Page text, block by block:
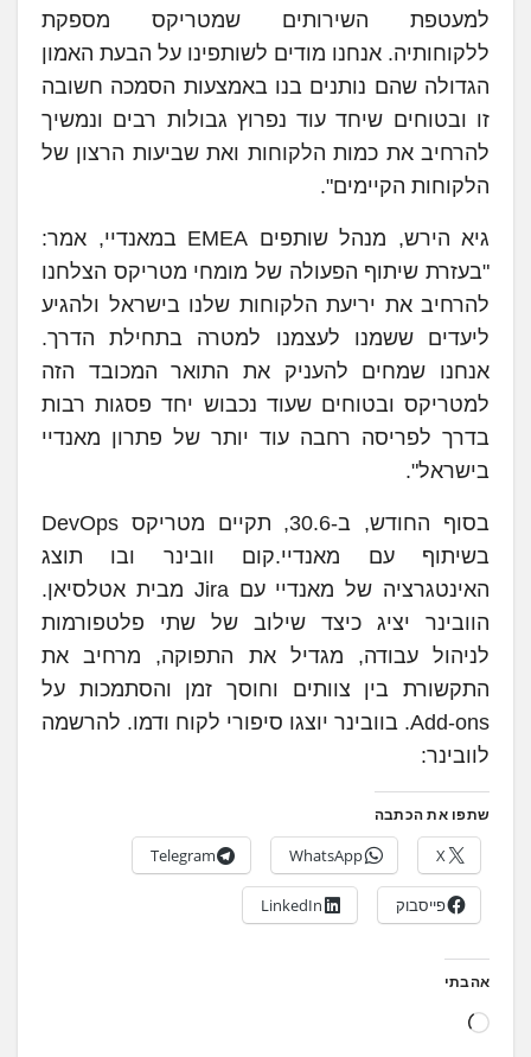
למעטפת השירותים שמטריקס מספקת
ללקוחותיה. אנחנו מודים לשותפינו על הבעת האמון
הגדולה שהם נותנים בנו באמצעות הסמכה חשובה
זו ובטוחים שיחד עוד נפרוץ גבולות רבים ונמשיך
להרחיב את כמות הלקוחות ואת שביעות הרצון של
הלקוחות הקיימים".
גיא הירש, מנהל שותפים EMEA במאנדיי, אמר:
"בעזרת שיתוף הפעולה של מומחי מטריקס הצלחנו
להרחיב את יריעת הלקוחות שלנו בישראל ולהגיע
ליעדים ששמנו לעצמנו למטרה בתחילת הדרך.
אנחנו שמחים להעניק את התואר המכובד הזה
למטריקס ובטוחים שעוד נכבוש יחד פסגות רבות
בדרך לפריסה רחבה עוד יותר של פתרון מאנדיי
בישראל".
בסוף החודש, ב-30.6, תקיים מטריקס DevOps
בשיתוף עם מאנדיי.קום וובינר ובו תוצג
האינטגרציה של מאנדיי עם Jira מבית אטלסיאן.
הוובינר יציג כיצד שילוב של שתי פלטפורמות
לניהול עבודה, מגדיל את התפוקה, מרחיב את
התקשורת בין צוותים וחוסך זמן והסתמכות על
Add-ons. בוובינר יוצגו סיפורי לקוח ודמו. להרשמה
לוובינר:
שתפו את הכתבה
X
WhatsApp
Telegram
פייסבוק LinkedIn
אהבתי
ט